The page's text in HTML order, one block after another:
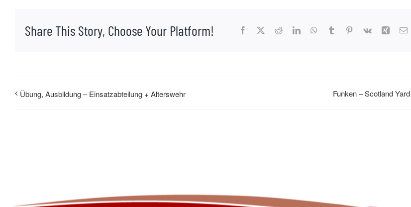
Share This Story, Choose Your Platform! Facebook
X RedditLinkedInWhatsApp
TumblrPinterest
Vk Xing E-
Übung, Ausbildung – Einsatzabteilung + Alterswehr Funken – Scotland Yard